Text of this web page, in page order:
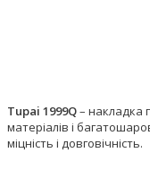
Tupai 1999Q– накладка
матеріалів і
міцність і довговічність.